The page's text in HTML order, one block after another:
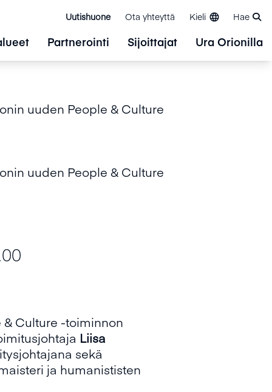
Uutishuone Ota yhteyttä Kieli Hae
Partnerointi Sijoittajat Ura Orionilla
uuden People & Culture
uuden People & Culture
Culture -toiminnon
Liisa
sekä
ja humanististen